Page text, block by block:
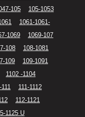
105
105-1053
1061-1061-
1069
1069-107
108
108-1081
109
109-1091
1102 -1104
111
111-1112
112-1121
1125 U